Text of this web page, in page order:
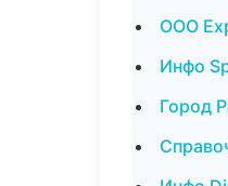
ООО
Инфо
Город